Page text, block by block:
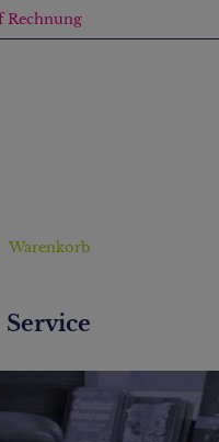
Rechnung
Warenkorb
Service